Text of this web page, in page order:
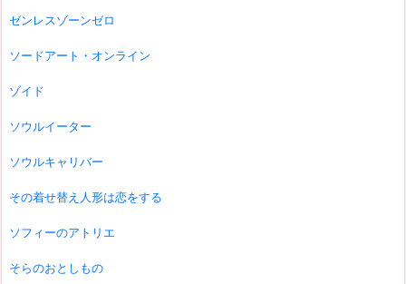
ゼンレスゾーンゼロ
ソードアート・オンライン
ゾイド
ソウルイーター
ソウルキャリバー
その着せ替え人形は恋をする
ソフィーのアトリエ
そらのおとしもの